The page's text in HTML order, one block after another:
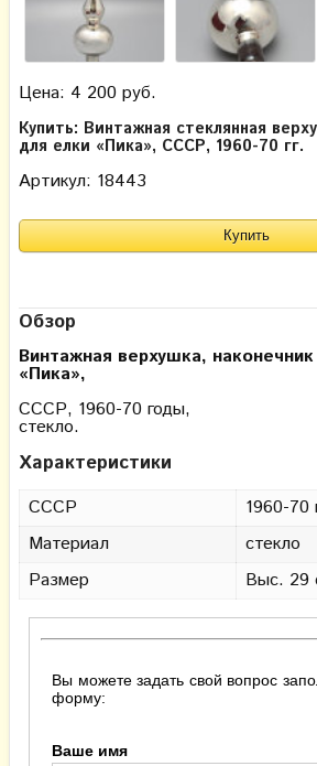
Цена: 4 200 руб.
Купить: Винтажная стеклянная
для елки «Пика», СССР, 1960-70 гг.
Артикул: 18443
Обзор
Винтажная верхушка,
«Пика»,
СССР, 1960-70 годы,
стекло.
Характеристики
СССР
1960-70
Материал
стекло
Размер
Выс. 29
Вы можете задать свой вопрос
форму:
Ваше имя